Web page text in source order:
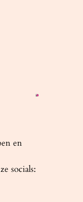
en
socials: